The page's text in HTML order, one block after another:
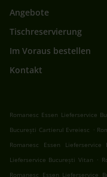
Angebote
Tischreservierung
Im Voraus bestellen
Kontakt
Romanesc Essen Lieferservice
București Cartierul Evreiesc .
Romanesc Essen
Lieferservice București Vitan .
Romanesc Essen Lieferservice